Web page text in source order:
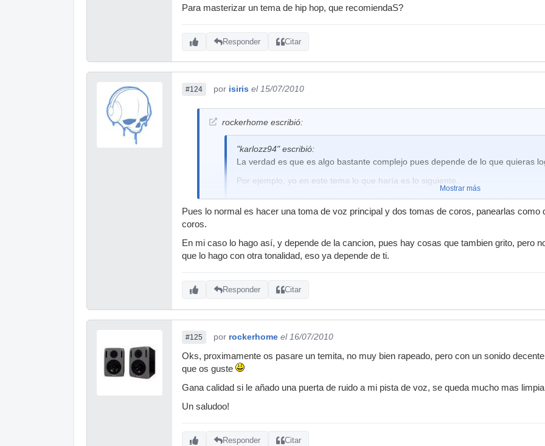
Para masterizar un tema de hip hop, que recomiendaS?
Responder Citar
#124 por isiris el 15/07/2010
rockerhome escribió:
"karlozz94" escribió:
La verdad es que es algo bastante complejo pues depende de lo que quieras
Por ejemplo, yo en este tema lo que haría es lo siguiente..
Durante todo el tema haría un conjunto de dos voces. La principal en el centro
mucho menor volumen y movida un 70% a la derecha.
¿Cómo? En otra tercera pista movida un 80% a la izquierda, con un pelín de
Es lo que YO haría. Si hay algo que no entiendas me dices
Bueno KARLOZZ94, sube un tema por pistas, y aver quien se anima a mezclar, yo
Para masterizar un tema de hip hop, que recomiendaS?
Mostrar más
Pues lo normal es hacer una toma de voz principal y dos tomas de coros, panearlas
coros.
En mi caso lo hago así, y depende de la cancion, pues hay cosas que tambien grito, pero
que lo hago con otra tonalidad, eso ya depende de ti.
Responder Citar
#125 por rockerhome el 16/07/2010
Oks, proximamente os pasare un temita, no muy bien rapeado, pero con un sonido
que os guste
Gana calidad si le añado una puerta de ruido a mi pista de voz, se queda mucho mas
Un saludoo!
Responder Citar